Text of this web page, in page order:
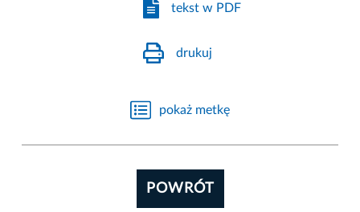
tekst w PDF
drukuj
pokaż metkę
POWRÓT